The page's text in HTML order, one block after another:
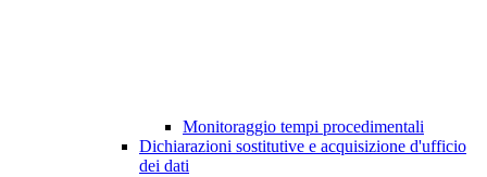
Monitoraggio tempi procedimentali
Dichiarazioni sostitutive e acquisizione d'ufficio
dei dati